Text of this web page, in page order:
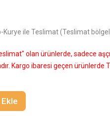
Kurye ile Teslimat (Teslimat
olan ürünlerde, sadece
Kargo ibaresi geçen ürünlerde